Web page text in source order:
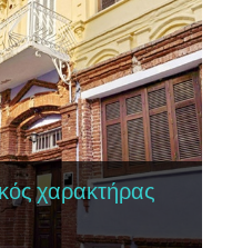
χαρακτήρας